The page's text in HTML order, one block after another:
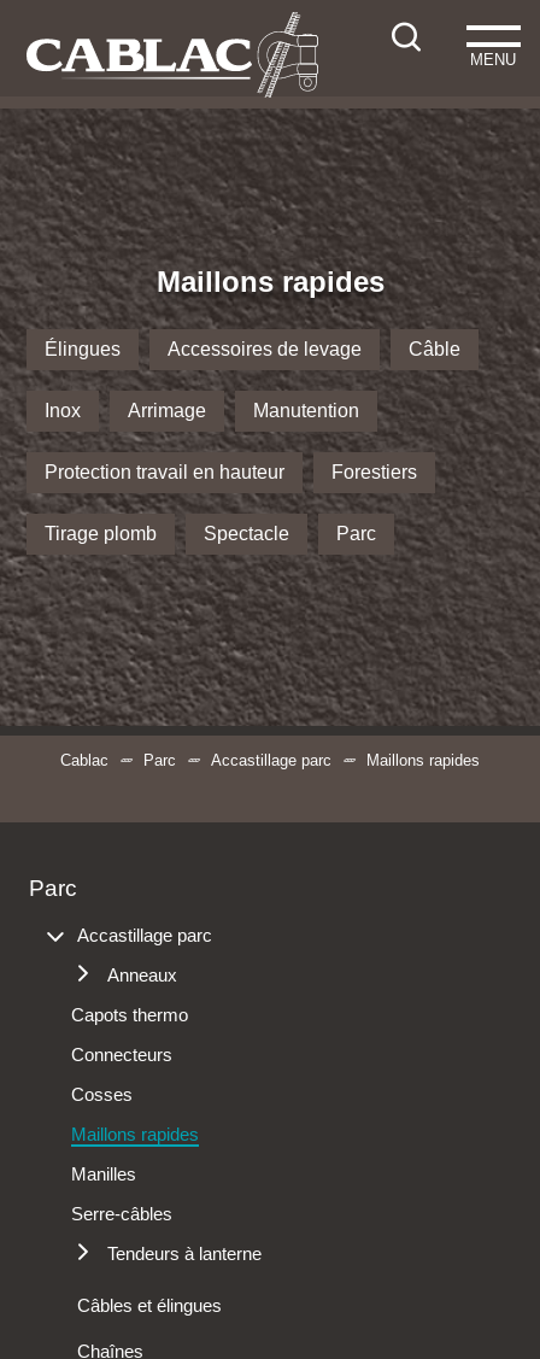
MENU
Maillons rapides
Élingues Accessoires de levage Câble
Inox Arrimage Manutention
Protection travail en hauteur Forestiers
Tirage plomb Spectacle Parc
Cablac Parc Accastillage parc Maillons rapides
Parc
Accastillage parc
Anneaux
Anneaux de fixation
Anneaux de levage
Capots thermo
Connecteurs
Cosses
Maillons rapides
Manilles
Serre-câbles
Tendeurs à lanterne
Haute résistance dédiés au levage
Tendeurs d'arrimage
Câbles et élingues
Chaînes